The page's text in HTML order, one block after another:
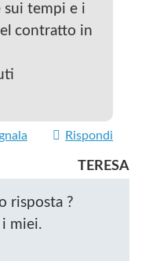
tempi e i
contratto in
Rispondi
TERESA
risposta ?
i miei.